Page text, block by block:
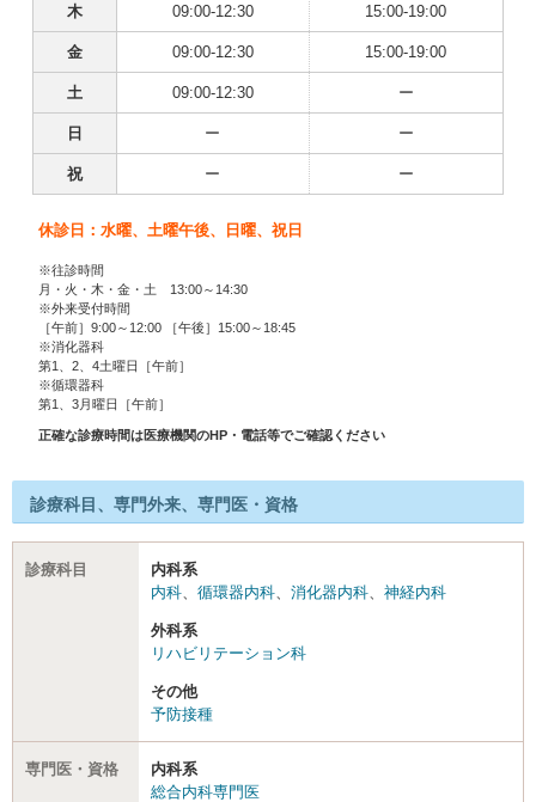
木 09:00-12:30 15:00-19:00
金 09:00-12:30 15:00-19:00
土 09:00-12:30 ー
日 ー ー
祝 ー ー
休診日：水曜、土曜午後、日曜、祝日
※往診時間
月・火・木・金・土 13:00～14:30
※外来受付時間
［午前］9:00～12:00 ［午後］15:00～18:45
※消化器科
第1、2、4土曜日［午前］
※循環器科
第1、3月曜日［午前］
正確な診療時間は医療機関のHP・電話等でご確認ください
診療科目、専門外来、専門医・資格
診療科目
内科系
内科
循環器内科 消化器内科 神経内科
外科系
リハビリテーション科
その他
予防接種
専門医・資格
内科系
総合内科専門医